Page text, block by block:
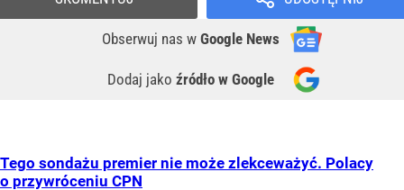
Obserwuj nas w Google News
Dodaj jako źródło w Google
Tego sondażu premier nie może zlekceważyć. Polacy
o przywróceniu CPN